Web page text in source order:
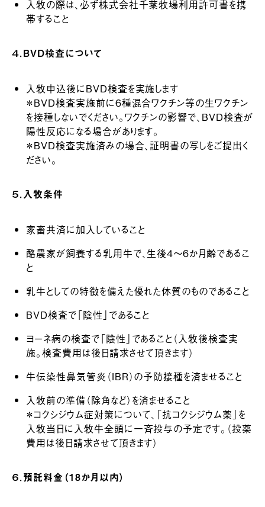
入牧の際は、必ず株式会社千葉牧場利用許可書を携
帯すること
４．BVD検査について
入牧申込後にBVD検査を実施します
＊BVD検査実施前に６種混合ワクチン等の生ワクチン
を接種しないでください。ワクチンの影響で、BVD検査が
陽性反応になる場合があります。
＊BVD検査実施済みの場合、証明書の写しをご提出く
ださい。
５．入牧条件
家畜共済に加入していること
酪農家が飼養する乳用牛で、生後４～６か月齢であるこ
と
乳牛としての特徴を備えた優れた体質のものであること
BVD検査で「陰性」であること
ヨーネ病の検査で「陰性」であること（入牧後検査実
施。検査費用は後日請求させて頂きます）
牛伝染性鼻気管炎（IBR）の予防接種を済ませること
入牧前の準備（除角など）を済ませること
＊コクシジウム症対策について、「抗コクシジウム薬」を
入牧当日に入牧牛全頭に一斉投与の予定です。（投薬
費用は後日請求させて頂きます）
６．預託料金（18か月以内）